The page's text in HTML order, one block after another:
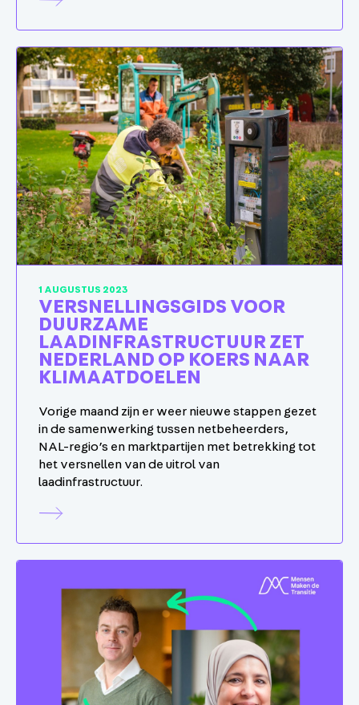
1 AUGUSTUS 2023
VERSNELLINGSGIDS VOOR
DUURZAME
LAADINFRASTRUCTUUR ZET
NEDERLAND OP KOERS NAAR
KLIMAATDOELEN
Vorige maand zijn er weer nieuwe stappen gezet
in de samenwerking tussen netbeheerders,
NAL-regio’s en marktpartijen met betrekking tot
het versnellen van de uitrol van
laadinfrastructuur.